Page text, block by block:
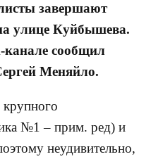
завершают
улице Куйбышева.
канале сообщил
Меняйло.
№1 – прим. ред) и
неудивительно,